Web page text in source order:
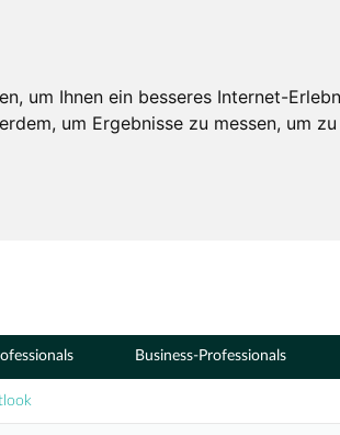
um Ihnen ein besseres Internet-
um Ergebnisse zu messen, um
Business-Professionals